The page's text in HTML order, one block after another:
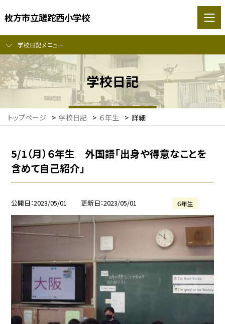
枚方市立蹉跎西小学校
学校日記メニュー
学校日記
トップページ > 学校日記 > ６年生 > 詳細
5/1（月）６年生 外国語「出身や得意なことを
含めて自己紹介」
公開日 2023/05/01 更新日 2023/05/01 ６年生